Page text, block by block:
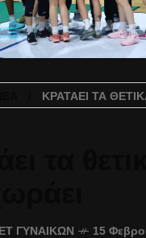
ΚΡΑΤΆΕΙ ΤΑ
ΓΥΝΑΙΚΏΝ 15